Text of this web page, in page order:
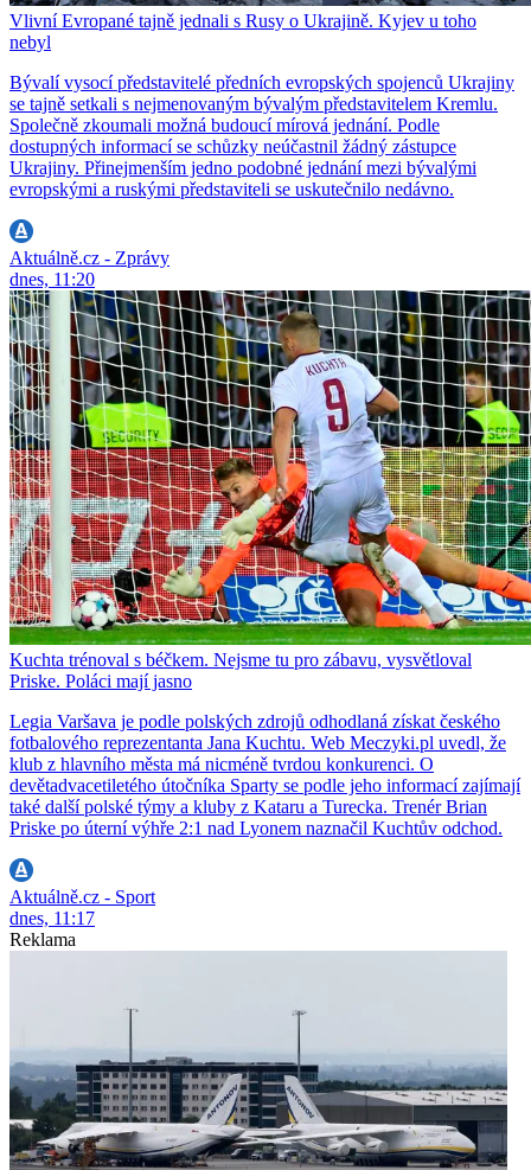
Vlivní Evropané tajně jednali s Rusy o Ukrajině. Kyjev u toho
nebyl
Bývalí vysocí představitelé předních evropských spojenců Ukrajiny
se tajně setkali s nejmenovaným bývalým představitelem Kremlu.
Společně zkoumali možná budoucí mírová jednání. Podle
dostupných informací se schůzky neúčastnil žádný zástupce
Ukrajiny. Přinejmenším jedno podobné jednání mezi bývalými
evropskými a ruskými představiteli se uskutečnilo nedávno.
Aktuálně.cz - Zprávy
dnes, 11:20
Kuchta trénoval s béčkem. Nejsme tu pro zábavu, vysvětloval
Priske. Poláci mají jasno
Legia Varšava je podle polských zdrojů odhodlaná získat českého
fotbalového reprezentanta Jana Kuchtu. Web Meczyki.pl uvedl, že
klub z hlavního města má nicméně tvrdou konkurenci. O
devětadvacetiletého útočníka Sparty se podle jeho informací zajímají
také další polské týmy a kluby z Kataru a Turecka. Trenér Brian
Priske po úterní výhře 2:1 nad Lyonem naznačil Kuchtův odchod.
Aktuálně.cz - Sport
dnes, 11:17
Reklama